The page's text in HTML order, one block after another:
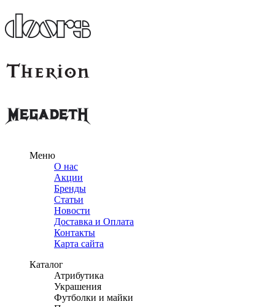
Меню
О нас
Акции
Бренды
Статьи
Новости
Доставка и Оплата
Контакты
Карта сайта
Каталог
Атрибутика
Украшения
Футболки и майки